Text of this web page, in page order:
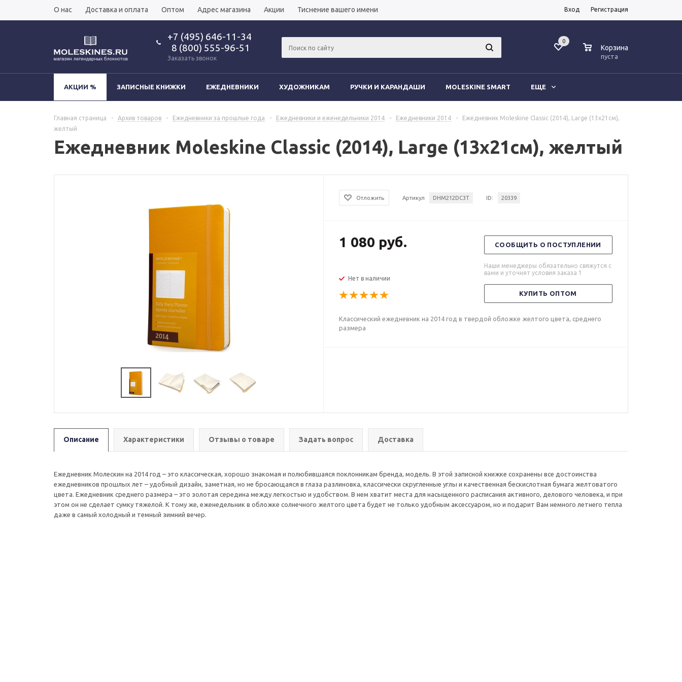
О нас Доставка и оплата Оптом Адрес магазина Акции Тиснение вашего имени Вход Регистрация
+7 (495) 646-11-34
8 (800) 555-96-51
Заказать звонок
0
Корзина
пуста
АКЦИИ % ЗАПИСНЫЕ КНИЖКИ ЕЖЕДНЕВНИКИ ХУДОЖНИКАМ РУЧКИ И КАРАНДАШИ MOLESKINE SMART ЕЩЕ
Главная страница - Архив товаров - Ежедневники за прошлые года - Ежедневники и еженедельники 2014 - Ежедневники 2014 -
Ежедневник Moleskine Classic (2014), Large (13x21см),
желтый
Ежедневник Moleskine Classic (2014), Large (13x21см), желтый
Отложить Артикул DHM212DC3T ID: 20339
1 080 руб.
Нет в наличии
СООБЩИТЬ О ПОСТУПЛЕНИИ
Наши менеджеры обязательно свяжутся с
вами и уточнят условия заказа 1
КУПИТЬ ОПТОМ
Классический ежедневник на 2014 год в твердой обложке желтого цвета, среднего
размера
Описание Характеристики Отзывы о товаре Задать вопрос Доставка
Ежедневник Молескин на 2014 год – это классическая, хорошо знакомая и полюбившаяся поклонникам бренда, модель. В этой записной книжке сохранены все достоинства
ежедневников прошлых лет – удобный дизайн, заметная, но не бросающаяся в глаза разлиновка, классически скругленные углы и качественная бескислотная бумага желтоватого
цвета. Ежедневник среднего размера – это золотая середина между легкостью и удобством. В нем хватит места для насыщенного расписания активного, делового человека, и при
этом он не сделает сумку тяжелой. К тому же, еженедельник в обложке солнечного желтого цвета будет не только удобным аксессуаром, но и подарит Вам немного летнего тепла
даже в самый холодный и темный зимний вечер.